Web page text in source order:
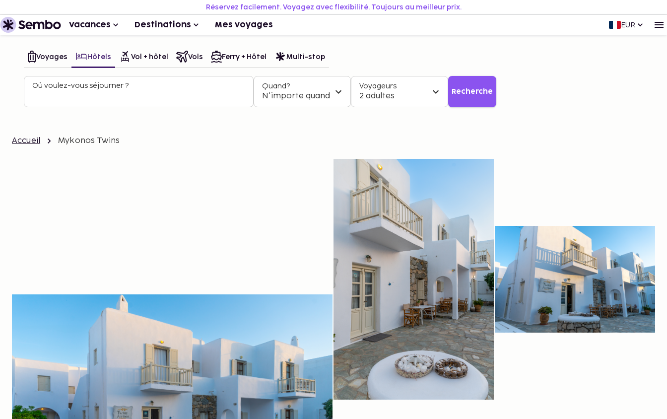
Réservez facilement. Voyagez avec flexibilité. Toujours au meilleur prix.
Vacances Destinations Mes voyages EUR
Voyages Hôtels Vol + hôtel Vols Ferry + Hôtel Multi-stop
Où voulez-vous séjourner ? Quand?
N'importe quand
Voyageurs
2 adultes Recherche
Accueil Mykonos Twins